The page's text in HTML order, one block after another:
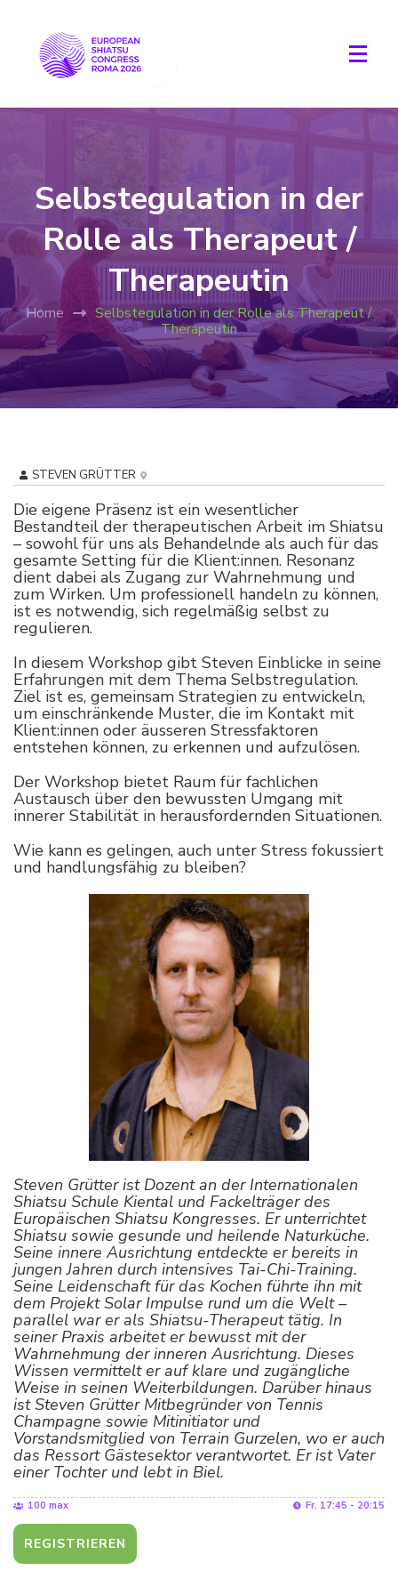
Selbstegulation in der
Rolle als Therapeut /
Therapeutin
Home
Selbstegulation in der Rolle als Therapeut /
Therapeutin
STEVEN GRÜTTER
Die eigene Präsenz ist ein wesentlicher
Bestandteil der therapeutischen Arbeit im Shiatsu
– sowohl für uns als Behandelnde als auch für das
gesamte Setting für die Klient:innen. Resonanz
dient dabei als Zugang zur Wahrnehmung und
zum Wirken. Um professionell handeln zu können,
ist es notwendig, sich regelmäßig selbst zu
regulieren.
In diesem Workshop gibt Steven Einblicke in seine
Erfahrungen mit dem Thema Selbstregulation.
Ziel ist es, gemeinsam Strategien zu entwickeln,
um einschränkende Muster, die im Kontakt mit
Klient:innen oder äusseren Stressfaktoren
entstehen können, zu erkennen und aufzulösen.
Der Workshop bietet Raum für fachlichen
Austausch über den bewussten Umgang mit
innerer Stabilität in herausfordernden Situationen.
Wie kann es gelingen, auch unter Stress fokussiert
und handlungsfähig zu bleiben?
Steven Grütter ist Dozent an der Internationalen
Shiatsu Schule Kiental und Fackelträger des
Europäischen Shiatsu Kongresses. Er unterrichtet
Shiatsu sowie gesunde und heilende Naturküche.
Seine innere Ausrichtung entdeckte er bereits in
jungen Jahren durch intensives Tai-Chi-Training.
Seine Leidenschaft für das Kochen führte ihn mit
dem Projekt Solar Impulse rund um die Welt –
parallel war er als Shiatsu-Therapeut tätig. In
seiner Praxis arbeitet er bewusst mit der
Wahrnehmung der inneren Ausrichtung. Dieses
Wissen vermittelt er auf klare und zugängliche
Weise in seinen Weiterbildungen. Darüber hinaus
ist Steven Grütter Mitbegründer von Tennis
Champagne sowie Mitinitiator und
Vorstandsmitglied von Terrain Gurzelen, wo er auch
das Ressort Gästesektor verantwortet. Er ist Vater
einer Tochter und lebt in Biel.
Fr. 17:45 - 20:15
100 max
REGISTRIEREN